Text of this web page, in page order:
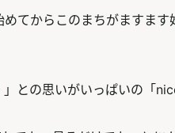
てからこのまちがますます
との思いがいっぱいの「